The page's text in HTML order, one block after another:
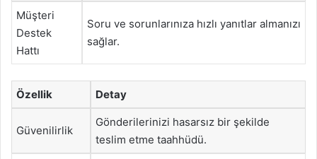
Müşteri
Destek
Hattı
Soru ve sorunlarınıza hızlı yanıtlar almanızı
sağlar.
Özellik Detay
Güvenilirlik
Gönderilerinizi hasarsız bir şekilde
teslim etme taahhüdü.